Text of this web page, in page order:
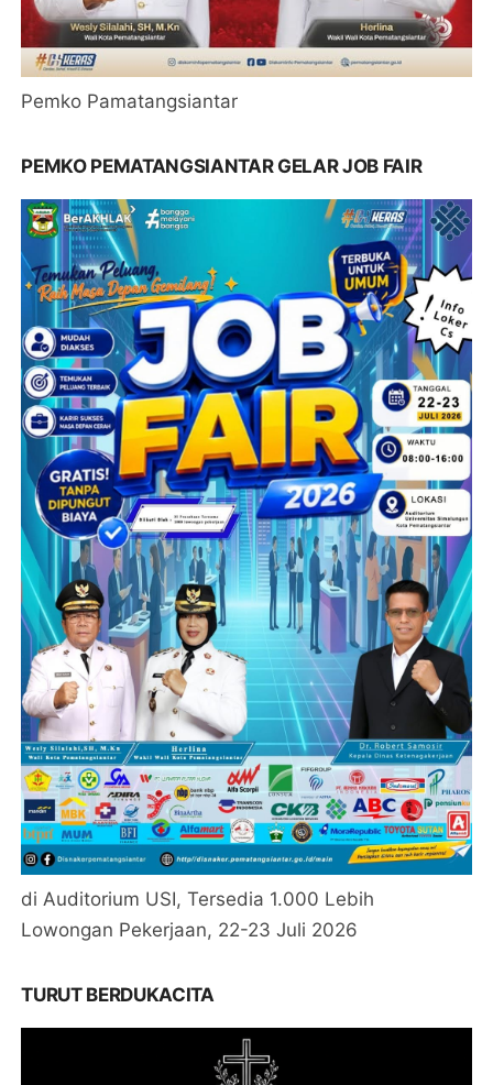
Pemko Pamatangsiantar
PEMKO PEMATANGSIANTAR GELAR JOB FAIR
di Auditorium USI, Tersedia 1.000 Lebih
Lowongan Pekerjaan, 22-23 Juli 2026
TURUT BERDUKACITA